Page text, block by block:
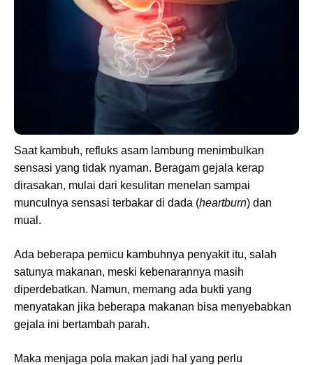
Saat kambuh, refluks asam lambung menimbulkan
sensasi yang tidak nyaman. Beragam gejala kerap
dirasakan, mulai dari kesulitan menelan sampai
munculnya sensasi terbakar di dada (heartburn) dan
mual.
Ada beberapa pemicu kambuhnya penyakit itu, salah
satunya makanan, meski kebenarannya masih
diperdebatkan. Namun, memang ada bukti yang
menyatakan jika beberapa makanan bisa menyebabkan
gejala ini bertambah parah.
Maka menjaga pola makan jadi hal yang perlu